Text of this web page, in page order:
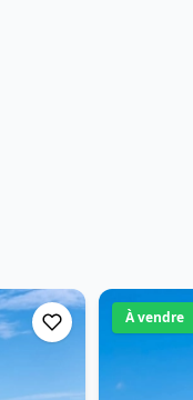
À vendre